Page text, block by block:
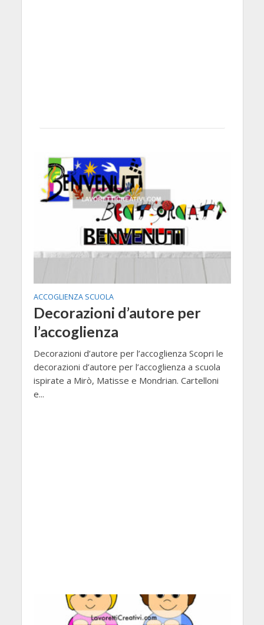
ACCOGLIENZA SCUOLA
Decorazioni d’autore per
l’accoglienza
Decorazioni d’autore per l’accoglienza Scopri le
decorazioni d’autore per l’accoglienza a scuola
ispirate a Mirò, Matisse e Mondrian. Cartelloni
e...